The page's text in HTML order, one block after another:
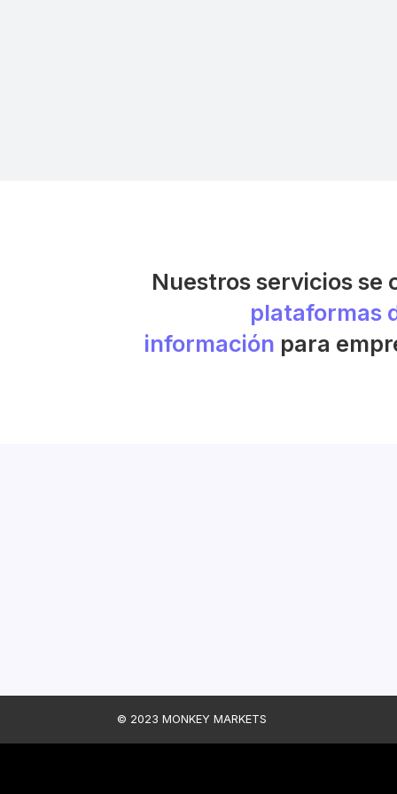
Nuestros servicios se
plataformas
información para
© 2023 MONKEY MARKETS